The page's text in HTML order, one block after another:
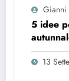
Gianni
5 idee
13